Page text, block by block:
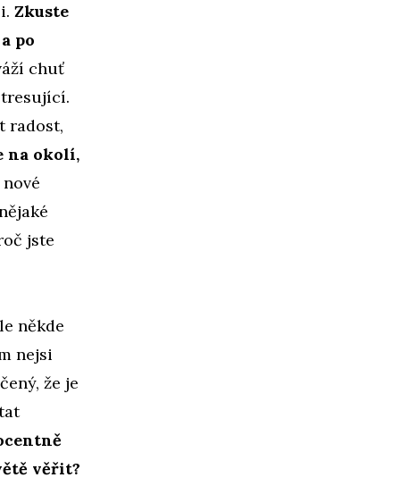
Zkuste
po
chuť
radost,
na okolí,
jste
někde
nejsi
že je
věřit?